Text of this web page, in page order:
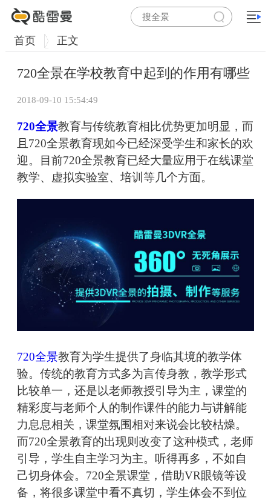
首页 正文
720全景在学校教育中起到的作用有哪些
2018-09-10 15:54:49
720全景教育与传统教育相比优势更加明显，而
且720全景教育现如今已经深受学生和家长的欢
迎。目前720全景教育已经大量应用于在线课堂
教学、虚拟实验室、培训等几个方面。
720全景教育为学生提供了身临其境的教学体
验。传统的教育方式多为言传身教，教学形式
比较单一，还是以老师教授引导为主，课堂的
精彩度与老师个人的制作课件的能力与讲解能
力息息相关，课堂氛围相对来说会比较枯燥。
而720全景教育的出现则改变了这种模式，老师
引导，学生自主学习为主。听得再多，不如自
己切身体会。720全景课堂，借助VR眼镜等设
备，将很多课堂中看不真切，学生体会不到位